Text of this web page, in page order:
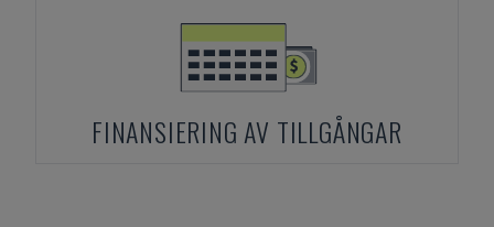
FINANSIERING AV TILLGÅNGAR